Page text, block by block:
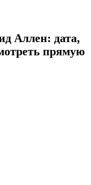
Аллен: дата,
прямую